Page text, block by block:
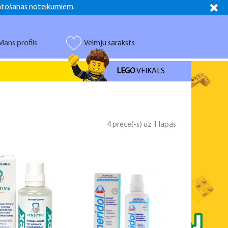
noteikumiem.
Vēlmju saraksts
profils
LEGOVEIKALS
4 prece(-s) uz 1 lapas